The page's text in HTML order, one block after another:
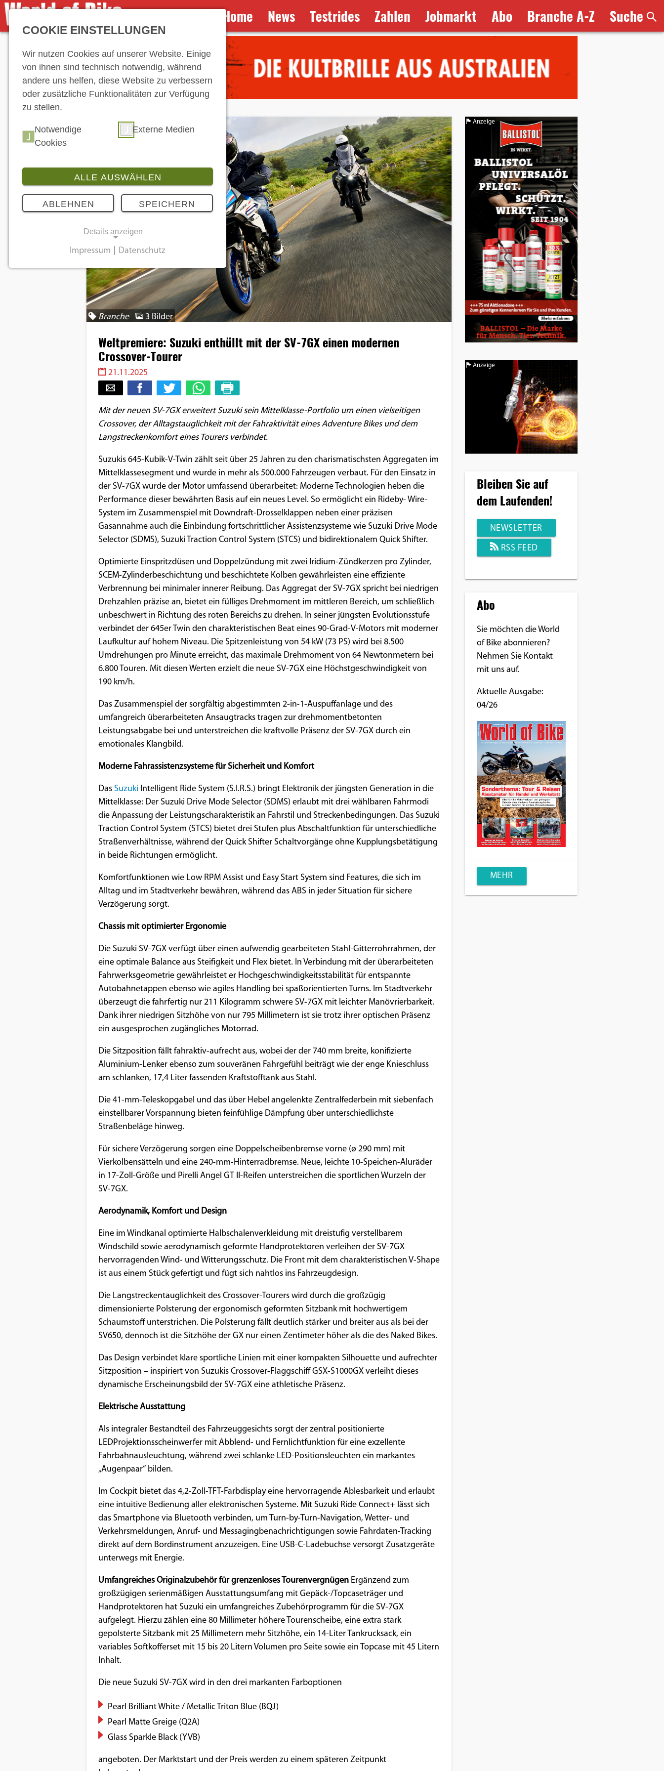
Home News Testrides Zahlen Jobmarkt Abo Branche A-Z Suche
Branche 3 Bilder
Weltpremiere: Suzuki enthüllt mit der SV-7GX einen modernen
Crossover-Tourer
21.11.2025
Mit der neuen SV-7GX erweitert Suzuki sein Mittelklasse-Portfolio um einen vielseitigen
Crossover, der Alltagstauglichkeit mit der Fahraktivität eines Adventure Bikes und dem
Langstreckenkomfort eines Tourers verbindet.
Suzukis 645-Kubik-V-Twin zählt seit über 25 Jahren zu den charismatischsten Aggregaten im
Mittelklassesegment und wurde in mehr als 500.000 Fahrzeugen verbaut. Für den Einsatz in
der SV-7GX wurde der Motor umfassend überarbeitet: Moderne Technologien heben die
Performance dieser bewährten Basis auf ein neues Level. So ermöglicht ein Rideby- Wire-
System im Zusammenspiel mit Downdraft-Drosselklappen neben einer präzisen
Gasannahme auch die Einbindung fortschrittlicher Assistenzsysteme wie Suzuki Drive Mode
Selector (SDMS), Suzuki Traction Control System (STCS) und bidirektionalem Quick Shifter.
Optimierte Einspritzdüsen und Doppelzündung mit zwei Iridium-Zündkerzen pro Zylinder,
SCEM-Zylinderbeschichtung und beschichtete Kolben gewährleisten eine effiziente
Verbrennung bei minimaler innerer Reibung. Das Aggregat der SV-7GX spricht bei niedrigen
Drehzahlen präzise an, bietet ein fülliges Drehmoment im mittleren Bereich, um schließlich
unbeschwert in Richtung des roten Bereichs zu drehen. In seiner jüngsten Evolutionsstufe
verbindet der 645er Twin den charakteristischen Beat eines 90-Grad-V-Motors mit moderner
Laufkultur auf hohem Niveau. Die Spitzenleistung von 54 kW (73 PS) wird bei 8.500
Umdrehungen pro Minute erreicht, das maximale Drehmoment von 64 Newtonmetern bei
6.800 Touren. Mit diesen Werten erzielt die neue SV-7GX eine Höchstgeschwindigkeit von
190 km/h.
Das Zusammenspiel der sorgfältig abgestimmten 2-in-1-Auspuffanlage und des
umfangreich überarbeiteten Ansaugtracks tragen zur drehmomentbetonten
Leistungsabgabe bei und unterstreichen die kraftvolle Präsenz der SV-7GX durch ein
emotionales Klangbild.
Moderne Fahrassistenzsysteme für Sicherheit und Komfort
Das Suzuki Intelligent Ride System (S.I.R.S.) bringt Elektronik der jüngsten Generation in die
Mittelklasse: Der Suzuki Drive Mode Selector (SDMS) erlaubt mit drei wählbaren Fahrmodi
die Anpassung der Leistungscharakteristik an Fahrstil und Streckenbedingungen. Das Suzuki
Traction Control System (STCS) bietet drei Stufen plus Abschaltfunktion für unterschiedliche
Straßenverhältnisse, während der Quick Shifter Schaltvorgänge ohne Kupplungsbetätigung
in beide Richtungen ermöglicht.
Komfortfunktionen wie Low RPM Assist und Easy Start System sind Features, die sich im
Alltag und im Stadtverkehr bewähren, während das ABS in jeder Situation für sichere
Verzögerung sorgt.
Chassis mit optimierter Ergonomie
Die Suzuki SV-7GX verfügt über einen aufwendig gearbeiteten Stahl-Gitterrohrrahmen, der
eine optimale Balance aus Steifigkeit und Flex bietet. In Verbindung mit der überarbeiteten
Fahrwerksgeometrie gewährleistet er Hochgeschwindigkeitsstabilität für entspannte
Autobahnetappen ebenso wie agiles Handling bei spaßorientierten Turns. Im Stadtverkehr
überzeugt die fahrfertig nur 211 Kilogramm schwere SV-7GX mit leichter Manövrierbarkeit.
Dank ihrer niedrigen Sitzhöhe von nur 795 Millimetern ist sie trotz ihrer optischen Präsenz
ein ausgesprochen zugängliches Motorrad.
Die Sitzposition fällt fahraktiv-aufrecht aus, wobei der der 740 mm breite, konifizierte
Aluminium-Lenker ebenso zum souveränen Fahrgefühl beiträgt wie der enge Knieschluss
am schlanken, 17,4 Liter fassenden Kraftstofftank aus Stahl.
Die 41-mm-Teleskopgabel und das über Hebel angelenkte Zentralfederbein mit siebenfach
einstellbarer Vorspannung bieten feinfühlige Dämpfung über unterschiedlichste
Straßenbeläge hinweg.
Für sichere Verzögerung sorgen eine Doppelscheibenbremse vorne (ø 290 mm) mit
Vierkolbensätteln und eine 240-mm-Hinterradbremse. Neue, leichte 10-Speichen-Aluräder
in 17-Zoll-Größe und Pirelli Angel GT II-Reifen unterstreichen die sportlichen Wurzeln der
SV-7GX.
Aerodynamik, Komfort und Design
Eine im Windkanal optimierte Halbschalenverkleidung mit dreistufig verstellbarem
Windschild sowie aerodynamisch geformte Handprotektoren verleihen der SV-7GX
hervorragenden Wind- und Witterungsschutz. Die Front mit dem charakteristischen V-Shape
ist aus einem Stück gefertigt und fügt sich nahtlos ins Fahrzeugdesign.
Die Langstreckentauglichkeit des Crossover-Tourers wird durch die großzügig
dimensionierte Polsterung der ergonomisch geformten Sitzbank mit hochwertigem
Schaumstoff unterstrichen. Die Polsterung fällt deutlich stärker und breiter aus als bei der
SV650, dennoch ist die Sitzhöhe der GX nur einen Zentimeter höher als die des Naked Bikes.
Das Design verbindet klare sportliche Linien mit einer kompakten Silhouette und aufrechter
Sitzposition – inspiriert von Suzukis Crossover-Flaggschiff GSX-S1000GX verleiht dieses
dynamische Erscheinungsbild der SV-7GX eine athletische Präsenz.
Elektrische Ausstattung
Als integraler Bestandteil des Fahrzeuggesichts sorgt der zentral positionierte
LEDProjektionsscheinwerfer mit Abblend- und Fernlichtfunktion für eine exzellente
Fahrbahnausleuchtung, während zwei schlanke LED-Positionsleuchten ein markantes
„Augenpaar“ bilden.
Im Cockpit bietet das 4,2-Zoll-TFT-Farbdisplay eine hervorragende Ablesbarkeit und erlaubt
eine intuitive Bedienung aller elektronischen Systeme. Mit Suzuki Ride Connect+ lässt sich
das Smartphone via Bluetooth verbinden, um Turn-by-Turn-Navigation, Wetter- und
Verkehrsmeldungen, Anruf- und Messagingbenachrichtigungen sowie Fahrdaten-Tracking
direkt auf dem Bordinstrument anzuzeigen. Eine USB-C-Ladebuchse versorgt Zusatzgeräte
unterwegs mit Energie.
Umfangreiches Originalzubehör für grenzenloses Tourenvergnügen Ergänzend zum
großzügigen serienmäßigen Ausstattungsumfang mit Gepäck-/Topcaseträger und
Handprotektoren hat Suzuki ein umfangreiches Zubehörprogramm für die SV-7GX
aufgelegt. Hierzu zählen eine 80 Millimeter höhere Tourenscheibe, eine extra stark
gepolsterte Sitzbank mit 25 Millimetern mehr Sitzhöhe, ein 14-Liter Tankrucksack, ein
variables Softkofferset mit 15 bis 20 Litern Volumen pro Seite sowie ein Topcase mit 45 Litern
Inhalt.
Die neue Suzuki SV-7GX wird in den drei markanten Farboptionen
Pearl Brilliant White / Metallic Triton Blue (BQJ)
Pearl Matte Greige (Q2A)
Glass Sparkle Black (YVB)
angeboten. Der Marktstart und der Preis werden zu einem späteren Zeitpunkt
Anzeige
Anzeige
Bleiben Sie auf
dem Laufenden!
NEWSLETTER
RSS FEED
Abo
Sie möchten die World
of Bike abonnieren?
Nehmen Sie Kontakt
mit uns auf.
Aktuelle Ausgabe:
04/26
MEHR
COOKIE EINSTELLUNGEN
Wir nutzen Cookies auf unserer Website. Einige
von ihnen sind technisch notwendig, während
andere uns helfen, diese Website zu verbessern
oder zusätzliche Funktionalitäten zur Verfügung
zu stellen.
Notwendige
Cookies
Externe Medien
ALLE AUSWÄHLEN
ABLEHNEN SPEICHERN
Details anzeigen
Notwendige Cookies ermöglichen
grundlegende Funktionen und sind für die
einwandfreie Funktion der Website
Einverständnis-Cookie
Dieser Cookie speichert die
Einverständnis-Optionen des
EXTERNE MEDIEN
Social Media Plattformen anzeigen zu
können, werden von diesen externen
Medien Cookies gesetzt.
Impressum Datenschutz